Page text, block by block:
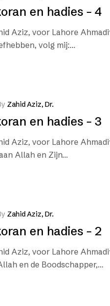
en hadies – 4
Aziz, voor Lahore
volg mij:…
Zahid Aziz, Dr.
en hadies – 3
Aziz, voor Lahore
Allah en Zijn…
Zahid Aziz, Dr.
en hadies – 2
Aziz, voor Lahore
en de Boodschapper,…